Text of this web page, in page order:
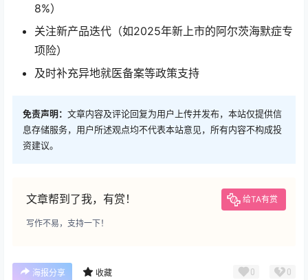
8%）
关注新产品迭代（如2025年新上市的阿尔茨海默症专
项险）
及时补充异地就医备案等政策支持
免责声明： 文章内容及评论回复为用户上传并发布，本站仅提供信
息存储服务，用户所述观点均不代表本站意见，所有内容不构成投
资建议。
文章帮到了我，有赏！ 给TA有赏
写作不易，支持一下！
海报分享 收藏 0 0